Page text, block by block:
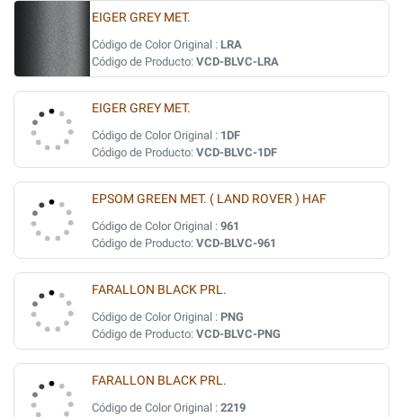
EIGER GREY MET.
Código de Color Original : LRA
Código de Producto: VCD-BLVC-LRA
EIGER GREY MET.
Código de Color Original : 1DF
Código de Producto: VCD-BLVC-1DF
EPSOM GREEN MET. ( LAND ROVER ) HAF
Código de Color Original : 961
Código de Producto: VCD-BLVC-961
FARALLON BLACK PRL.
Código de Color Original : PNG
Código de Producto: VCD-BLVC-PNG
FARALLON BLACK PRL.
Código de Color Original : 2219